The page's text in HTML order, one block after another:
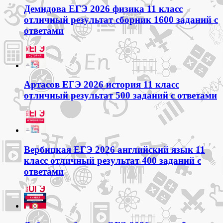
Демидова ЕГЭ 2026 физика 11 класс
отличный результат сборник 1600 заданий с
ответами
Артасов ЕГЭ 2026 история 11 класс
отличный результат 500 заданий с ответами
Вербицкая ЕГЭ 2026 английский язык 11
класс отличный результат 400 заданий с
ответами